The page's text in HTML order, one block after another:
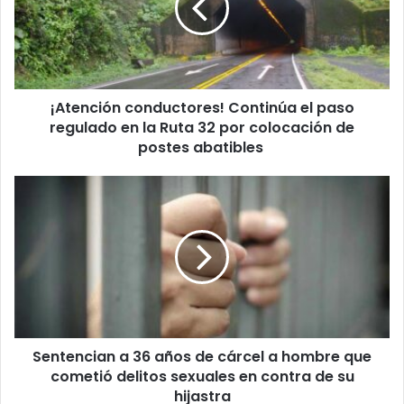
paso
regulado
en
la
Ruta
¡Atención conductores! Continúa el paso
regulado en la Ruta 32 por colocación de
postes abatibles
que
cometió
Sentencian a 36 años de cárcel a hombre que
cometió delitos sexuales en contra de su
hijastra